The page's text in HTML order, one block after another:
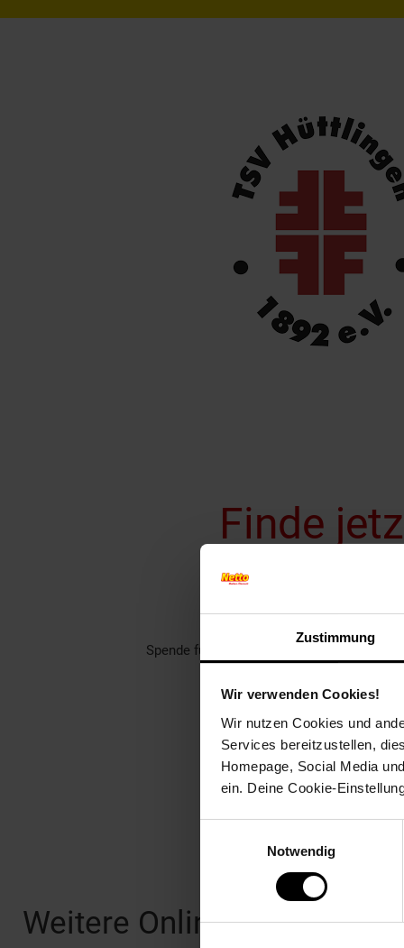
Zustimmung
Wir verwenden Cookies!
Wir nutzen Cookies und
Services bereitzustellen,
Homepage, Social Media
ein. Deine Cookie-
Notwendig
Finde
Rund 1400 gemeinnützige
Spende für einen Verein in deiner Region,
Weitere Online-Angebote